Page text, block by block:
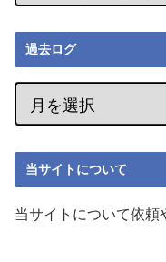
過去ログ
当サイトについて
当サイトについて依頼